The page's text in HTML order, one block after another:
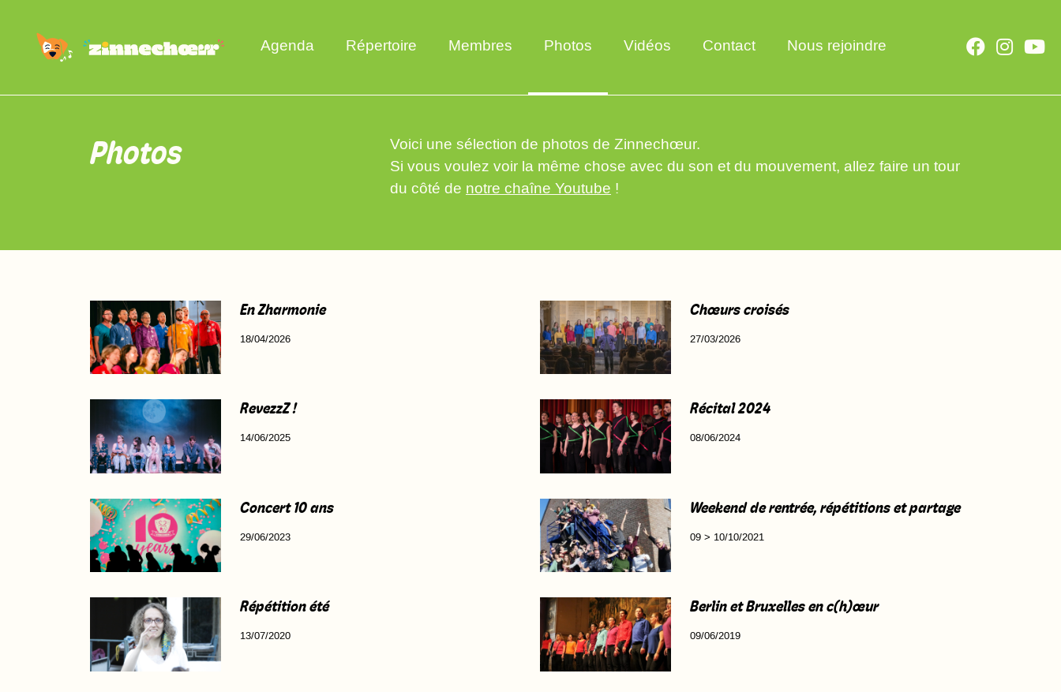
Agenda Répertoire Membres Photos Vidéos Contact Nous rejoindre
Photos
Voici une sélection de photos de Zinnechœur.
Si vous voulez voir la même chose avec du son et du mouvement, allez faire un tour
du côté de notre chaîne Youtube !
En Zharmonie
18/04/2026
Chœurs croisés
27/03/2026
RevezzZ !
14/06/2025
Récital 2024
08/06/2024
Concert 10 ans
29/06/2023
Weekend de rentrée, répétitions et partage
09 > 10/10/2021
Répétition été
13/07/2020
Berlin et Bruxelles en c(h)œur
09/06/2019